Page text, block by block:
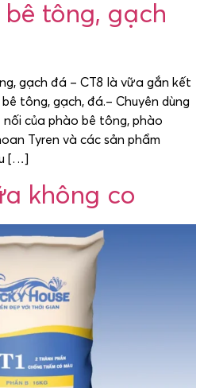
tông, gạch
gạch đá – CT8 là vữa gắn kết
tông, gạch, đá.– Chuyên dùng
của phào bê tông, phào
Tyren và các sản phẩm
[…]
không co